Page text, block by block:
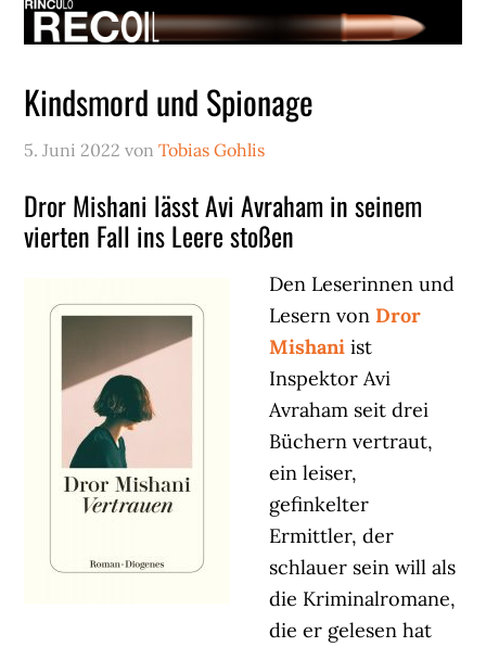
Kindsmord und Spionage
5. Juni 2022 vonTobias Gohlis
Dror Mishani lässt Avi Avraham in seinem
vierten Fall ins Leere stoßen
Den Leserinnen und
Lesern von Dror
Mishani ist
Inspektor Avi
Avraham seit drei
Büchern vertraut,
ein leiser,
gefinkelter
Ermittler, der
schlauer sein will als
die Kriminalromane,
die er gelesen hat